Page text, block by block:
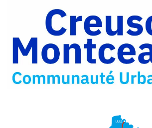
Facebook
Partager
Twitter
Partager
par
e-
mail